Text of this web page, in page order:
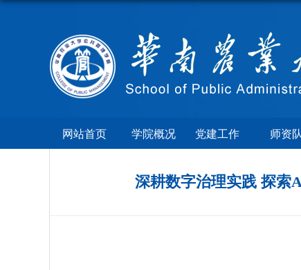
网站首页 学院概况 党建工作 师资
深耕数字治理实践 探